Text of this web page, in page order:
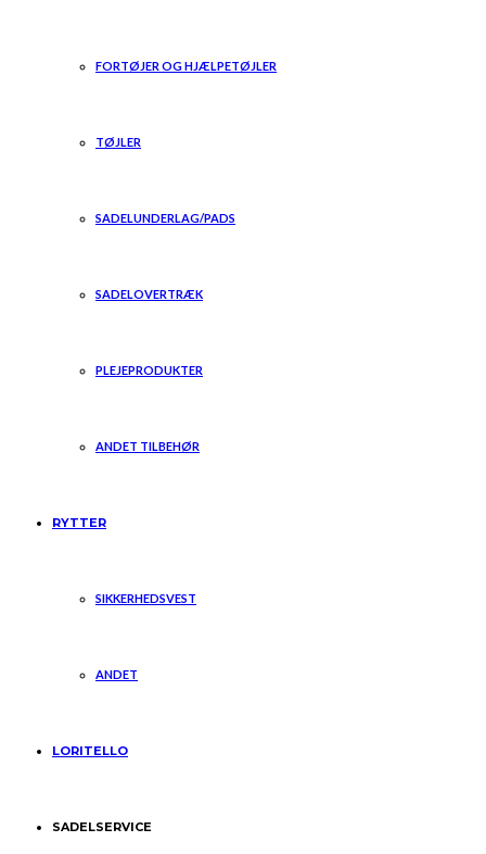
FORTØJER OG HJÆLPETØJLER
TØJLER
SADELUNDERLAG/PADS
SADELOVERTRÆK
PLEJEPRODUKTER
ANDET TILBEHØR
RYTTER
SIKKERHEDSVEST
ANDET
LORITELLO
SADELSERVICE